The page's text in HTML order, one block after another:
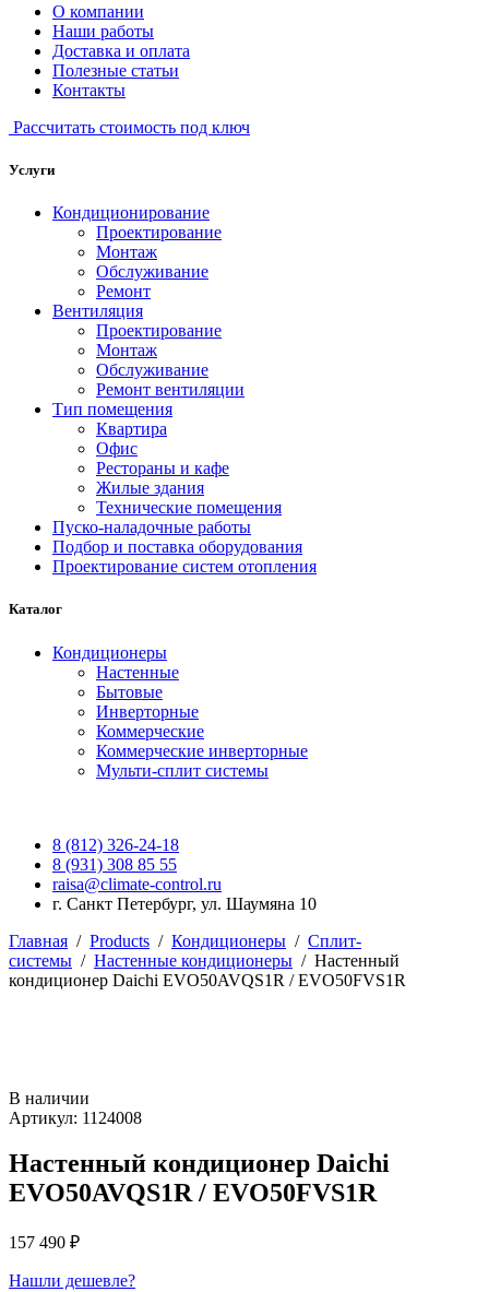
О компании
Наши работы
Доставка и оплата
Полезные статьи
Контакты
Рассчитать стоимость под ключ
Услуги
Кондиционирование
Проектирование
Монтаж
Обслуживание
Ремонт
Вентиляция
Проектирование
Монтаж
Обслуживание
Ремонт вентиляции
Тип помещения
Квартира
Офис
Рестораны и кафе
Жилые здания
Технические помещения
Пуско-наладочные работы
Подбор и поставка оборудования
Проектирование систем отопления
Каталог
Кондиционеры
Настенные
Бытовые
Инверторные
Коммерческие
Коммерческие инверторные
Мульти-сплит системы
8 (812) 326-24-18
8 (931) 308 85 55
raisa@climate-control.ru
г. Санкт Петербург, ул. Шаумяна 10
Главная / Products / Кондиционеры / Сплит-
системы / Настенные кондиционеры / Настенный
кондиционер Daichi EVO50AVQS1R / EVO50FVS1R
В наличии
Артикул: 1124008
Настенный кондиционер Daichi
EVO50AVQS1R / EVO50FVS1R
157 490 ₽
Нашли дешевле?